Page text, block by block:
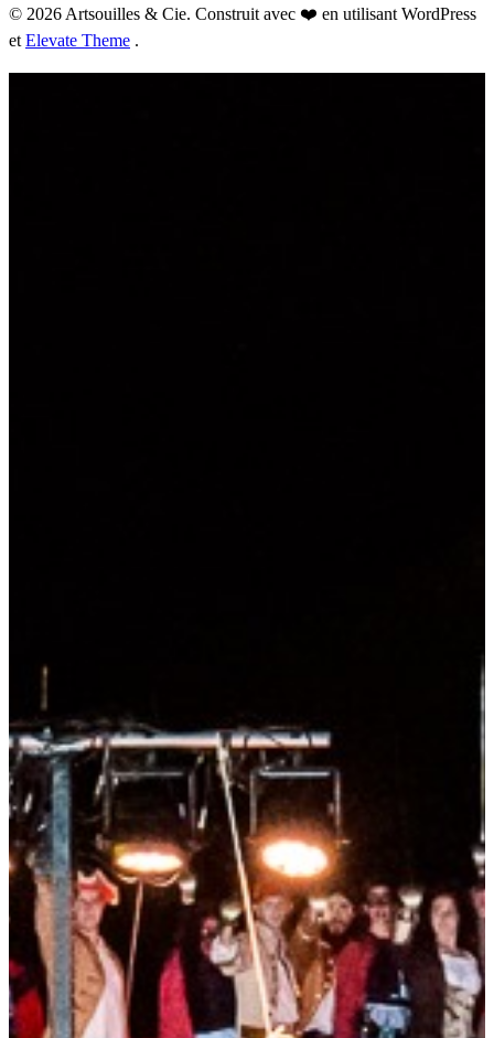
© 2026 Artsouilles & Cie. Construit avec ❤️ en utilisant WordPress
et Elevate Theme .